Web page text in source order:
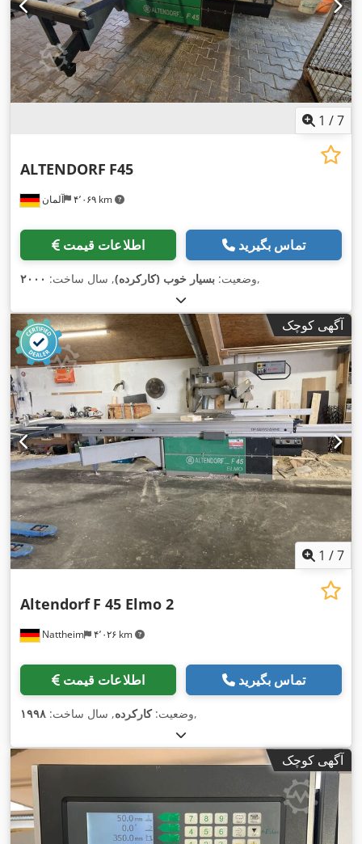
1 /7
آلمان ۴٬۰۶۹ km
ALTENDORF F45
اطلاعات قیمت تماس بگیرید
وضعیت: بسیار خوب (کارکرده), سال ساخت: ۲۰۰۰ ,
آگهی کوچک
1 /7
Nattheim ۴٬۰۲۶ km
Altendorf F 45 Elmo 2
اطلاعات قیمت تماس بگیرید
وضعیت:کارکرده, سال ساخت: ۱۹۹۸ ,
آگهی کوچک